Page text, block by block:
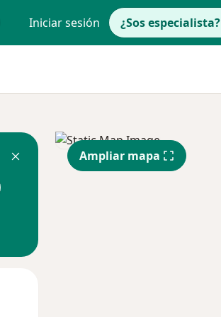
Iniciar sesión ¿Sos especialista?
Ampliar mapa